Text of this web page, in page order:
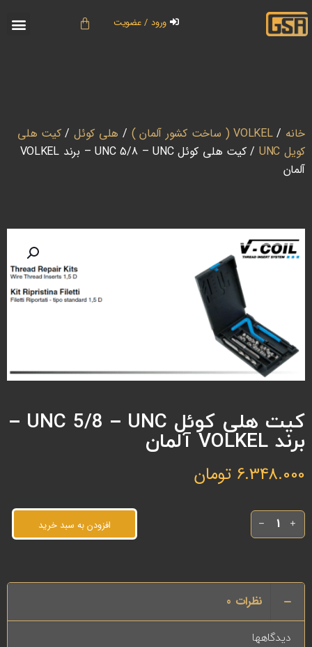
ورود / عضویت
خانه /VOLKEL ( ساخت کشور آلمان ) / هلی کوئل/کیت هلی
کویل UNC
/ کیت هلی کوئل UNC 5/8 – UNC – برند VOLKEL
آلمان
کیت هلی کوئل UNC 5/8 – UNC –
برند VOLKEL آلمان
6.348.000 تومان
افزودن به سبد خرید
نظرات 0
دیدگاهها